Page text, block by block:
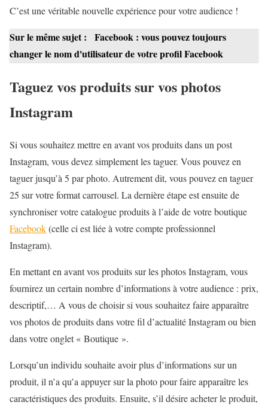
C’est une véritable nouvelle expérience pour votre audience !
Sur le même sujet :
Facebook : vous pouvez toujours
changer le nom d'utilisateur de votre profil Facebook
Taguez vos produits sur vos photos
Instagram
Si vous souhaitez mettre en avant vos produits dans un post
Instagram, vous devez simplement les taguer. Vous pouvez en
taguer jusqu’à 5 par photo. Autrement dit, vous pouvez en taguer
25 sur votre format carrousel. La dernière étape est ensuite de
synchroniser votre catalogue produits à l’aide de votre boutique
Facebook(celle ci est liée à votre compte professionnel
Instagram).
En mettant en avant vos produits sur les photos Instagram, vous
fournirez un certain nombre d’informations à votre audience : prix,
descriptif,… A vous de choisir si vous souhaitez faire apparaître
vos photos de produits dans votre fil d’actualité Instagram ou bien
dans votre onglet « Boutique ».
Lorsqu’un individu souhaite avoir plus d’informations sur un
produit, il n’a qu’a appuyer sur la photo pour faire apparaître les
caractéristiques des produits. Ensuite, s’il désire acheter le produit,